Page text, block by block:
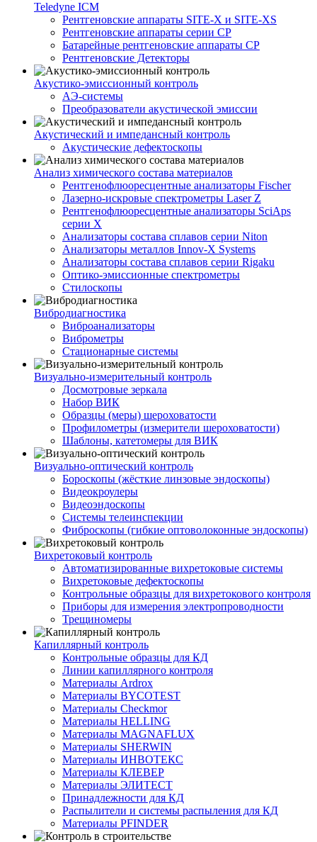
Teledyne ICM
Рентгеновские аппараты SITE-X и SITE-XS
Рентгеновские аппараты серии CP
Батарейные рентгеновские аппараты CP
Рентгеновские Детекторы
Акустико-эмисcионный контроль
АЭ-системы
Преобразователи акустической эмиссии
Акустический и импедансный контроль
Акустические дефектоскопы
Анализ химического состава материалов
Рентгенофлюоресцентные анализаторы Fischer
Лазерно-искровые спектрометры Laser Z
Рентгенофлюоресцентные анализаторы SciAps
серии Х
Анализаторы состава сплавов серии Niton
Анализаторы металлов Innov-X Systems
Анализаторы состава сплавов серии Rigaku
Оптико-эмиссионные спектрометры
Стилоскопы
Вибродиагностика
Виброанализаторы
Виброметры
Стационарные системы
Визуально-измерительный контроль
Досмотровые зеркала
Набор ВИК
Образцы (меры) шероховатости
Профилометры (измерители шероховатости)
Шаблоны, катетомеры для ВИК
Визуально-оптический контроль
Бороскопы (жёсткие линзовые эндоскопы)
Видеокроулеры
Видеоэндоскопы
Системы телеинспекции
Фиброскопы (гибкие оптоволоконные эндоскопы)
Вихретоковый контроль
Автоматизированные вихретоковые системы
Вихретоковые дефектоскопы
Контрольные образцы для вихретокового контроля
Приборы для измерения электропроводности
Трещиномеры
Капиллярный контроль
Контрольные образцы для КД
Линии капиллярного контроля
Материалы Ardrox
Материалы BYCOTEST
Материалы Checkmor
Материалы HELLING
Материалы MAGNAFLUX
Материалы SHERWIN
Материалы ИНВОТЕКС
Материалы КЛЕВЕР
Материалы ЭЛИТЕСТ
Принадлежности для КД
Распылители и системы распыления для КД
Материалы PFINDER